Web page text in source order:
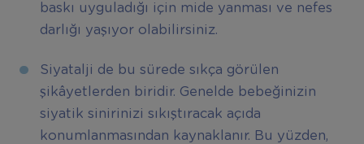
baskı uyguladığı için mide yanması ve nefes
darlığı yaşıyor olabilirsiniz.
Siyatalji de bu sürede sıkça görülen
şikâyetlerden biridir. Genelde bebeğinizin
siyatik sinirinizi sıkıştıracak açıda
konumlanmasından kaynaklanır. Bu yüzden,